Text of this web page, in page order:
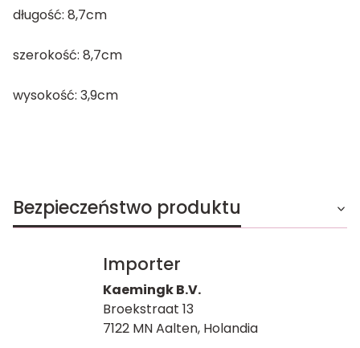
długość: 8,7cm
szerokość: 8,7cm
wysokość: 3,9cm
Bezpieczeństwo produktu
Importer
Kaemingk B.V.
Broekstraat 13
7122 MN Aalten, Holandia